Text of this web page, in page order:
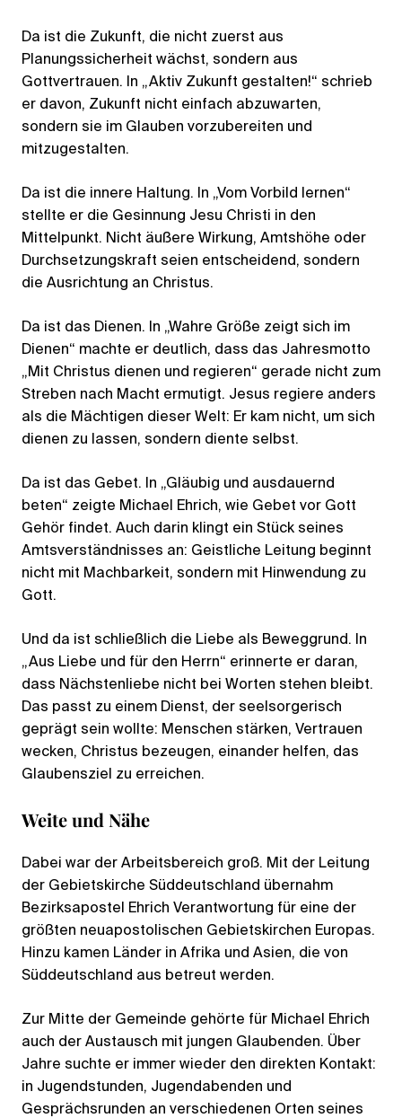
Da ist die Zukunft, die nicht zuerst aus
Planungssicherheit wächst, sondern aus
Gottvertrauen. In „Aktiv Zukunft gestalten!“ schrieb
er davon, Zukunft nicht einfach abzuwarten,
sondern sie im Glauben vorzubereiten und
mitzugestalten.
Da ist die innere Haltung. In „Vom Vorbild lernen“
stellte er die Gesinnung Jesu Christi in den
Mittelpunkt. Nicht äußere Wirkung, Amtshöhe oder
Durchsetzungskraft seien entscheidend, sondern
die Ausrichtung an Christus.
Da ist das Dienen. In „Wahre Größe zeigt sich im
Dienen“ machte er deutlich, dass das Jahresmotto
„Mit Christus dienen und regieren“ gerade nicht zum
Streben nach Macht ermutigt. Jesus regiere anders
als die Mächtigen dieser Welt: Er kam nicht, um sich
dienen zu lassen, sondern diente selbst.
Da ist das Gebet. In „Gläubig und ausdauernd
beten“ zeigte Michael Ehrich, wie Gebet vor Gott
Gehör findet. Auch darin klingt ein Stück seines
Amtsverständnisses an: Geistliche Leitung beginnt
nicht mit Machbarkeit, sondern mit Hinwendung zu
Gott.
Und da ist schließlich die Liebe als Beweggrund. In
„Aus Liebe und für den Herrn“ erinnerte er daran,
dass Nächstenliebe nicht bei Worten stehen bleibt.
Das passt zu einem Dienst, der seelsorgerisch
geprägt sein wollte: Menschen stärken, Vertrauen
wecken, Christus bezeugen, einander helfen, das
Glaubensziel zu erreichen.
Weite und Nähe
Dabei war der Arbeitsbereich groß. Mit der Leitung
der Gebietskirche Süddeutschland übernahm
Bezirksapostel Ehrich Verantwortung für eine der
größten neuapostolischen Gebietskirchen Europas.
Hinzu kamen Länder in Afrika und Asien, die von
Süddeutschland aus betreut werden.
Zur Mitte der Gemeinde gehörte für Michael Ehrich
auch der Austausch mit jungen Glaubenden. Über
Jahre suchte er immer wieder den direkten Kontakt:
in Jugendstunden, Jugendabenden und
Gesprächsrunden an verschiedenen Orten seines